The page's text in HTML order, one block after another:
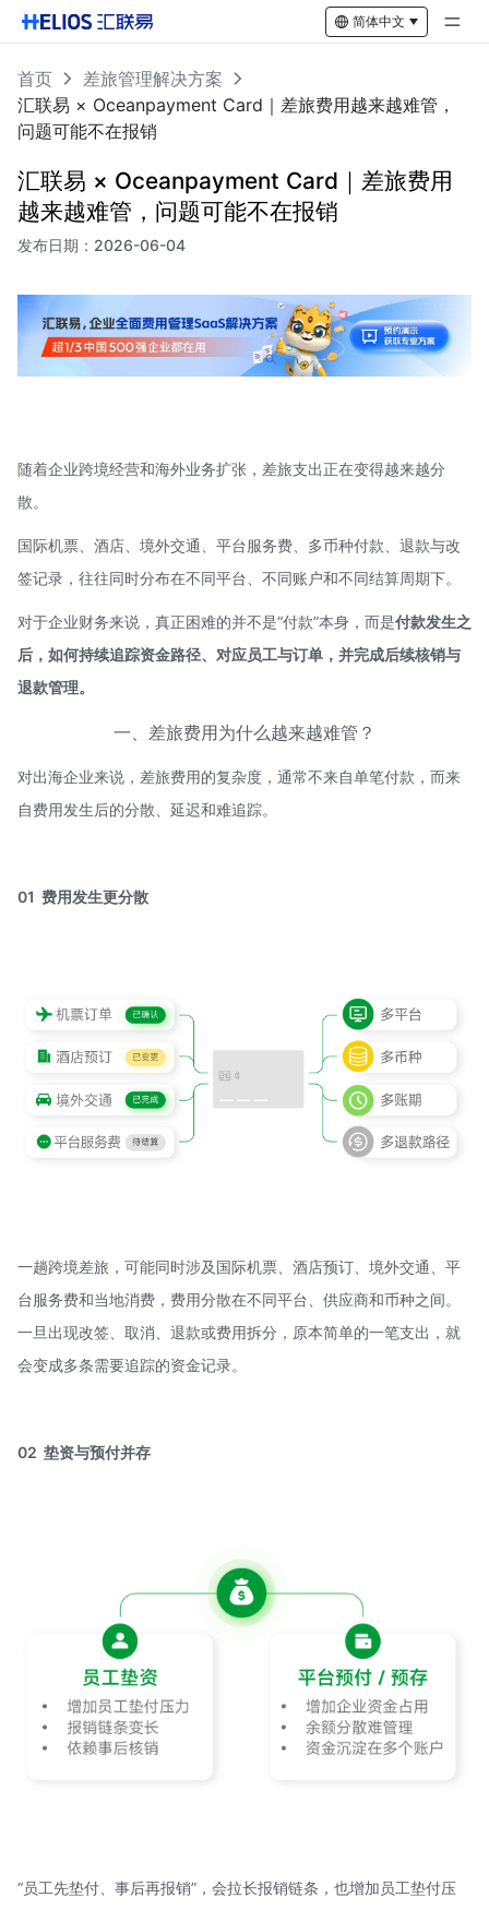
简体中文
首页
差旅管理解决方案
汇联易 × Oceanpayment Card｜差旅费用越来越难管，
问题可能不在报销
汇联易 × Oceanpayment Card｜差旅费用
越来越难管，问题可能不在报销
发布日期： 2026-06-04
随着企业跨境经营和海外业务扩张，差旅支出正在变得越来越分
散。
国际机票、酒店、境外交通、平台服务费、多币种付款、退款与改
签记录，往往同时分布在不同平台、不同账户和不同结算周期下。
对于企业财务来说，真正困难的并不是“付款”本身，而是付款发生之
后，如何持续追踪资金路径、对应员工与订单，并完成后续核销与
退款管理。
一、差旅费用为什么越来越难管？
对出海企业来说，差旅费用的复杂度，通常不来自单笔付款，而来
自费用发生后的分散、延迟和难追踪。
01 费用发生更分散
一趟跨境差旅，可能同时涉及国际机票、酒店预订、境外交通、平
台服务费和当地消费，费用分散在不同平台、供应商和币种之间。
一旦出现改签、取消、退款或费用拆分，原本简单的一笔支出，就
会变成多条需要追踪的资金记录。
02 垫资与预付并存
“员工先垫付、事后再报销”，会拉长报销链条，也增加员工垫付压